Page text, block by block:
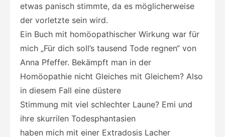
etwas panisch stimmte, da es möglicherweise
der vorletzte sein wird.
Ein Buch mit homöopathischer Wirkung war für
mich „Für dich soll’s tausend Tode regnen“ von
Anna Pfeffer. Bekämpft man in der
Homöopathie nicht Gleiches mit Gleichem? Also
in diesem Fall eine düstere
Stimmung mit viel schlechter Laune? Emi und
ihre skurrilen Todesphantasien
haben mich mit einer Extradosis Lacher